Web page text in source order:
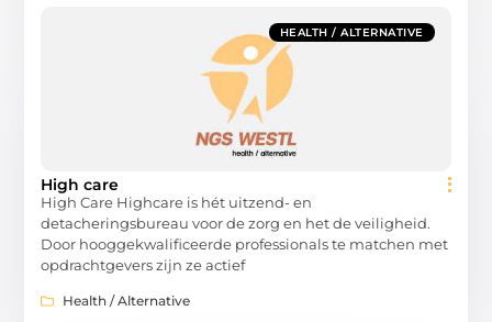
HEALTH / ALTERNATIVE
High care
High Care Highcare is hét uitzend- en
detacheringsbureau voor de zorg en het de veiligheid.
Door hooggekwalificeerde professionals te matchen met
opdrachtgevers zijn ze actief
Health / Alternative